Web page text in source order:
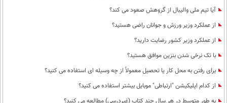
آیا تیم ملی والیبال از گروهش صعود می کند؟
از عملکرد وزیر ورزش و جوانان راضی هستید؟
از عملکرد وزیر کشور رضایت دارید؟
با تک نرخی شدن بنزین موافق هستید؟
برای رفتن به محل کار یا تحصیل معمولاً از چه وسیله ای استفاده می کنید؟
از کدام اپلیکیشن "ارتباطی" موبایل بیشتر استفاده می کنید؟
به طور متوسط در هر سال چند کتاب (غیردرسی) مطالعه می کنید؟